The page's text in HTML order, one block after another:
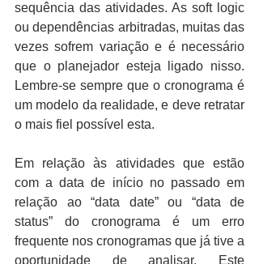
sequência das atividades. As soft logic
ou dependências arbitradas, muitas das
vezes sofrem variação e é necessário
que o planejador esteja ligado nisso.
Lembre-se sempre que o cronograma é
um modelo da realidade, e deve retratar
o mais fiel possível esta.
Em relação às atividades que estão
com a data de início no passado em
relação ao “data date” ou “data de
status” do cronograma é um erro
frequente nos cronogramas que já tive a
oportunidade de analisar. Este